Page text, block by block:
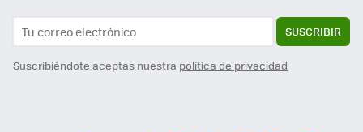
SUSCRIBIR
Suscribiéndote aceptas nuestra política de privacidad